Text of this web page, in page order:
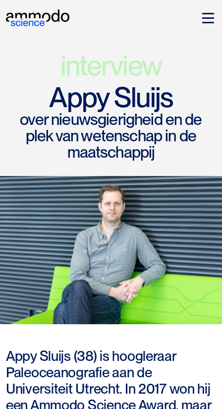
interview
Appy Sluijs
over nieuwsgierigheid en de
plek van wetenschap in de
maatschappij
Appy Sluijs (38) is hoogleraar
Paleoceanografie aan de
Universiteit Utrecht. In 2017 won hij
een Ammodo Science Award, maar